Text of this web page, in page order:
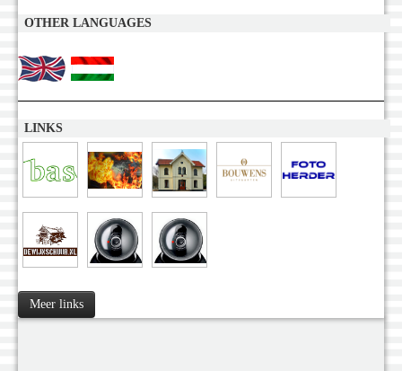
OTHER LANGUAGES
LINKS
Meer links